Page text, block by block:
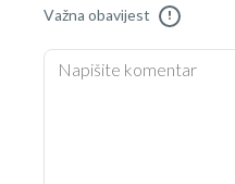
Važna obavijest !